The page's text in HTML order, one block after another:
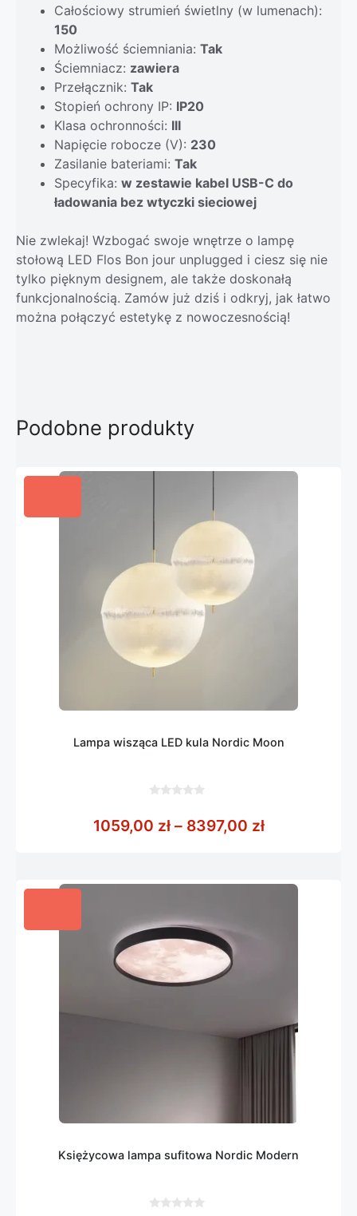
Całościowy strumień świetlny (w lumenach):
150
Możliwość ściemniania: Tak
Ściemniacz: zawiera
Przełącznik: Tak
Stopień ochrony IP: IP20
Klasa ochronności: III
Napięcie robocze (V): 230
Zasilanie bateriami: Tak
Specyfika: w zestawie kabel USB-C do
ładowania bez wtyczki sieciowej
Nie zwlekaj! Wzbogać swoje wnętrze o lampę
stołową LED Flos Bon jour unplugged i ciesz się nie
tylko pięknym designem, ale także doskonałą
funkcjonalnością. Zamów już dziś i odkryj, jak łatwo
można połączyć estetykę z nowoczesnością!
Podobne produkty
Lampa wisząca LED kula Nordic Moon
5
1059,00 zł – 8397,00 złZakres cen:
Księżycowa lampa sufitowa Nordic Modern